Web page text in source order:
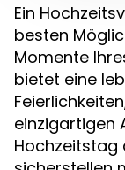
Ein
besten
Momente
bietet eine
einzigartigen
Hochzeitstag